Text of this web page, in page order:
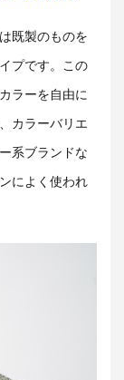
既製のものを
プです。この
ラーを自由に
カラーバリエ
系ブランドな
によく使われ